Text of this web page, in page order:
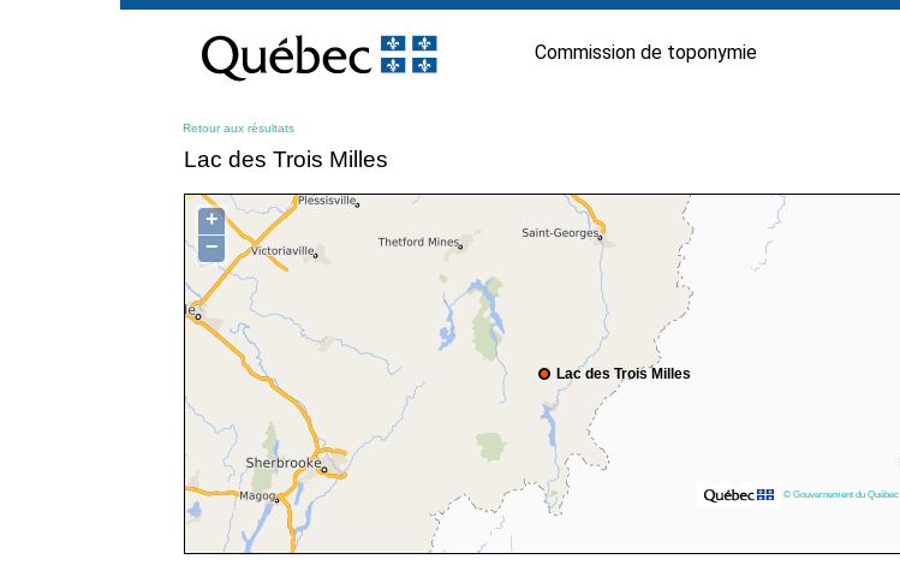
contenu
Commission de toponymie
Retour aux résultats
Lac des Trois Milles
Lac des Trois Milles
+
−
© Gouvernement du Québec